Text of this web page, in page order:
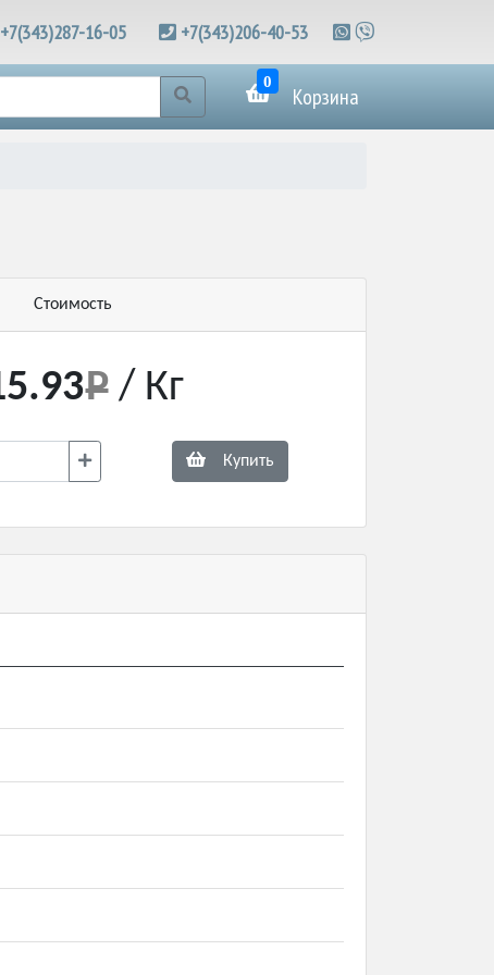
+7(343)287-16-05 +7(343)206-40-53
0
Корзина
Стоимость
/ Кг
Купить